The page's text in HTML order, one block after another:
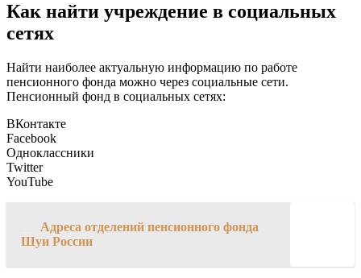
Как найти учреждение в социальных
сетях
Найти наиболее актуальную информацию по работе
пенсионного фонда можно через социальные сети.
Пенсионный фонд в социальных сетях:
ВКонтакте
Facebook
Одноклассники
Twitter
YouTube
Адреса отделений пенсионного фонда
Шуи России